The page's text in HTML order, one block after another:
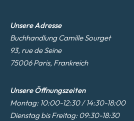
Unsere Adresse
Buchhandlung Camille Sourget
93, rue de Seine
75006 Paris, Frankreich
Unsere Öffnungszeiten
Montag: 10:00-12:30 / 14:30-18:00
Dienstag bis Freitag: 09:30-18:30